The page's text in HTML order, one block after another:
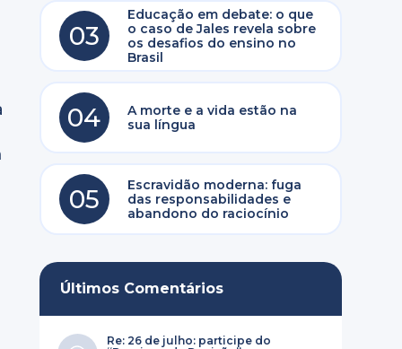
03
Educação em debate: o que
o caso de Jales revela sobre
os desafios do ensino no
Brasil
04
A morte e a vida estão na
sua língua
05
Escravidão moderna: fuga
das responsabilidades e
abandono do raciocínio
Últimos Comentários
Re: 26 de julho: participe do